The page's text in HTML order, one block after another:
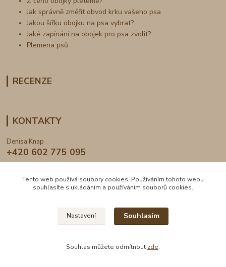
Jak správně změřit obvod krku vašeho psa
Jakou šířku obojku na psa vybrat?
Jaké zapínání na obojek pro psa zvolit?
Plemena psů
RECENZE
KONTAKTY
Denisa Knap
+420 602 775 095
2024 © DogDen.cz, všechna práva vyhrazena
Tento web používá soubory cookies. Používáním tohoto webu
souhlasíte s ukládáním a používáním souborů cookies.
Nastavení Souhlasím
Souhlas můžete odmítnout zde.